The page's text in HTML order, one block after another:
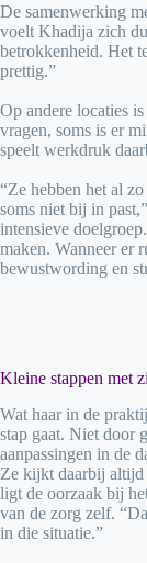
De samenwerking
voelt Khadija zich
betrokkenheid. Het
prettig.”
Op andere locaties
vragen, soms is er
speelt werkdruk
“Ze hebben het al
soms niet bij in
intensieve
maken. Wanneer er
bewustwording en
Kleine stappen met
Wat haar in de
stap gaat. Niet door
aanpassingen in de
Ze kijkt daarbij altijd
ligt de oorzaak bij
van de zorg zelf.
in die situatie.”